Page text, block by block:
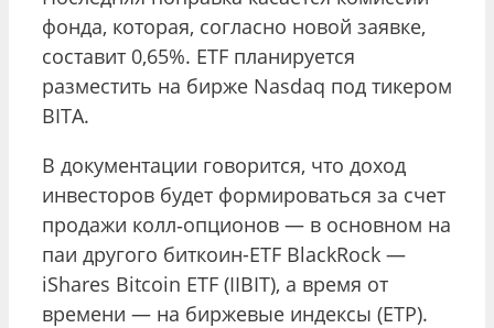
фонда, которая, согласно новой заявке,
составит 0,65%. ETF планируется
разместить на бирже Nasdaq под тикером
BITA.
В документации говорится, что доход
инвесторов будет формироваться за счет
продажи колл‑опционов — в основном на
паи другого биткоин-ETF BlackRock —
iShares Bitcoin ETF (IIBIT), а время от
времени — на биржевые индексы (ETP).